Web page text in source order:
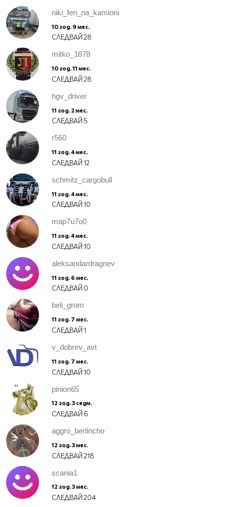
niki_fen_na_kamioni
10 год. 9 мес.
СЛЕДВАЙ28
mitko_1878
10 год. 11 мес.
СЛЕДВАЙ28
hgv_driver
11 год. 2 мес.
СЛЕДВАЙ5
r560
11 год. 4 мес.
СЛЕДВАЙ12
schmitz_cargobull
11 год. 4 мес.
СЛЕДВАЙ10
map7u7o0
11 год. 4 мес.
СЛЕДВАЙ10
aleksandardragnev
11 год. 6 мес.
СЛЕДВАЙ 0
beli_grom
11 год. 7 мес.
СЛЕДВАЙ1
v_dobrev_avt
11 год. 7 мес.
СЛЕДВАЙ10
pinion65
12 год. 3 седм.
СЛЕДВАЙ 6
aggro_berlincho
12 год. 3 мес.
СЛЕДВАЙ218
scania1
12 год. 3 мес.
СЛЕДВАЙ204